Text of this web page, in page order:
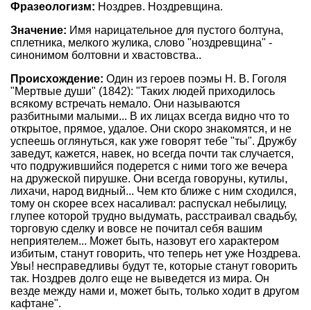
Фразеологизм: Ноздрев. Ноздревщина.
Значение: Имя нарицательное для пустого болтуна,
сплетника, мелкого жулика, слово "ноздревщина" -
синонимом болтовни и хвастовства..
Происхождение: Один из героев поэмы Н. В. Гоголя
"Мертвые души" (1842): "Таких людей приходилось
всякому встречать немало. Они называются
разбитными малыми... В их лицах всегда видно что то
открытое, прямое, удалое. Они скоро знакомятся, и не
успеешь оглянуться, как уже говорят тебе "ты". Дружбу
заведут, кажется, навек, но всегда почти так случается,
что подружившийся подерется с ними того же вечера
на дружеской пирушке. Они всегда говоруны, кутилы,
лихачи, народ видный... Чем кто ближе с ним сходился,
тому он скорее всех насаливал: распускал небылицу,
глупее которой трудно выдумать, расстраивал свадьбу,
торговую сделку и вовсе не почитал себя вашим
неприятелем... Может быть, назовут его характером
избитым, станут говорить, что теперь нет уже Ноздрева.
Увы! несправедливы будут те, которые станут говорить
так. Ноздрев долго еще не выведется из мира. Он
везде между нами и, может быть, только ходит в другом
кафтане".